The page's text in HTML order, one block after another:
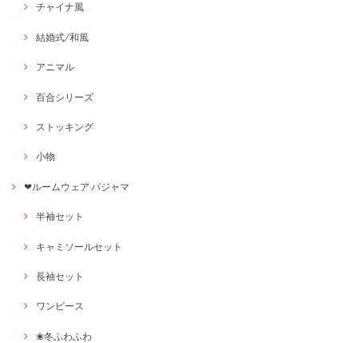
チャイナ風
結婚式/和風
アニマル
百合シリーズ
ストッキング
小物
❤ルームウェア·パジャマ
半袖セット
キャミソールセット
長袖セット
ワンピース
❀冬ふわふわ